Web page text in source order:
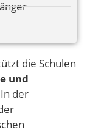
die Schulen
und
der